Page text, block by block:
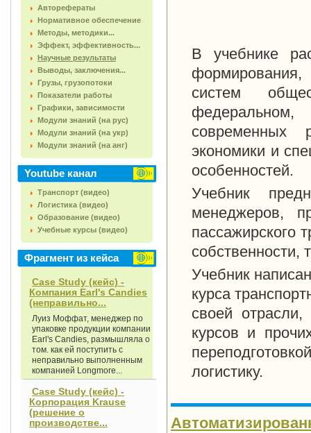
Авторефераты
Нормативное обеспечение
Методы, методики...
Эффект, эффективность...
Научные результаты
Выводы, заключения...
Грузы, грузопотоки
Показатели работы
Графики, зависимости
Модули знаний (на рус)
Модули знаний (на укр)
Модули знаний (на анг)
Youtube канал
Транспорт (видео)
Логистика (видео)
Образование (видео)
Учебные курсы (видео)
Фрагмент из кейса
Case Study (кейс) -
Компания Earl's Candies
(неправильно...
Луиз Моффат, менеджер по
упаковке продукции компании
Earl's Candies, размышляла о
том. как ей поступить с
неправильно выполненным
компанией Longmore...
Case Study (кейс) -
Корпорация Krause
(решение о
производстве...
В учебнике
формирования,
систем
федеральном,
современных
экономики и
особенностей.
Учебник
менеджеров,
пассажирского
собственности,
Учебник
курса
своей
курсов и
логистику.